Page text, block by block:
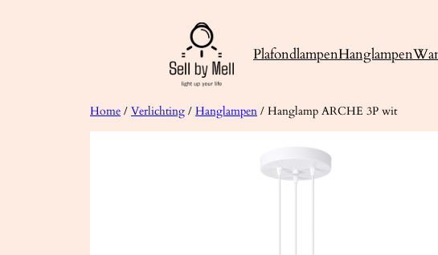
PlafondlampenHanglampen
Home / Verlichting / Hanglampen / Hanglamp ARCHE 3P wit